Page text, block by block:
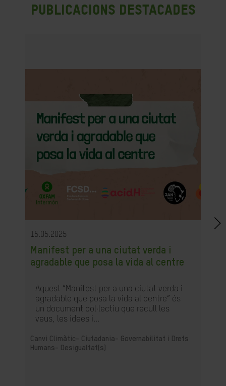
Publicacions destacades
15.05.2025
Manifest per a una ciutat verda i
agradable que posa la vida al centre
Aquest “Manifest per a una ciutat verda i
agradable que posa la vida al centre” és
un document col·lectiu que recull les
veus, les idees i...
Canvi Climàtic-
Ciutadania- Governabilitat i Drets
Humans-
Desigualtat(s)